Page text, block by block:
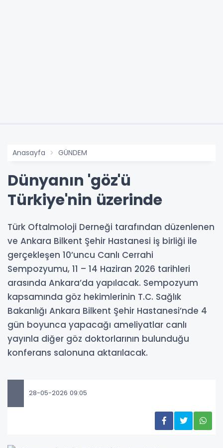
Anasayfa GÜNDEM
Dünyanın 'göz'ü
Türkiye'nin üzerinde
Türk Oftalmoloji Derneği tarafından düzenlenen
ve Ankara Bilkent Şehir Hastanesi iş birliği ile
gerçekleşen 10’uncu Canlı Cerrahi
Sempozyumu, 11 – 14 Haziran 2026 tarihleri
arasında Ankara’da yapılacak. Sempozyum
kapsamında göz hekimlerinin T.C. Sağlık
Bakanlığı Ankara Bilkent Şehir Hastanesi’nde 4
gün boyunca yapacağı ameliyatlar canlı
yayınla diğer göz doktorlarının bulunduğu
konferans salonuna aktarılacak.
28-05-2026 09:05